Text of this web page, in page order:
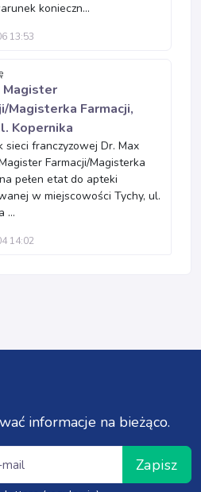
konieczn...
13:53
Magister
Magisterka Farmacji,
Kopernika
sieci franczyzowej Dr. Max
Farmacji/Magisterka
pełen etat do apteki
w miejscowości Tychy, ul.
...
14:02
informacje na bieżąco.
Zapisz